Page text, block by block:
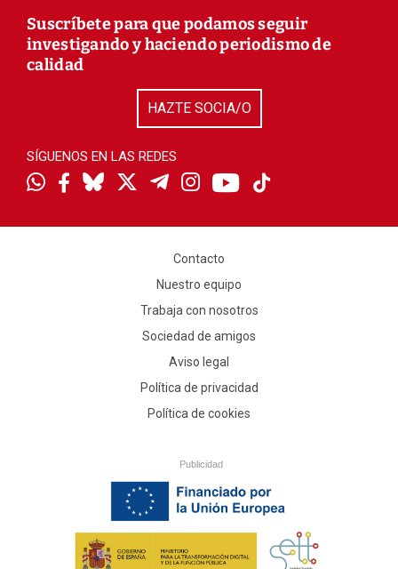
Suscríbete para que podamos seguir
investigando y haciendo periodismo de
calidad
HAZTE SOCIA/O
SÍGUENOS EN LAS REDES
Contacto
Nuestro equipo
Trabaja con nosotros
Sociedad de amigos
Aviso legal
Política de privacidad
Política de cookies
Publicidad